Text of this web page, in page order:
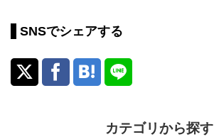
SNSでシェアする
カテゴリから探す